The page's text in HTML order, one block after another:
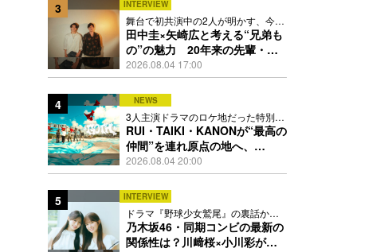
3 INTERVIEW
舞台で初共演中の2人が明かす、今の
自分をつくる恩人の存在
田中圭×矢崎広と考える“兄弟も
の”の魅力 20年来の先輩・後
輩が初めて見つけた互いの共通
点とは
2026.08.04 17:00
4 NEWS
3人主演ドラマのロケ地だった特別な
場所で撮影を敢行
RUI・TAIKI・KANONが“最高の
仲間”を連れ原点の地へ、
STARGLOW「GOTH」ダンス
映像公開
2026.08.04 20:00
5 INTERVIEW
ドラマ『野球少女鷲尾』の裏話から
隠れた素顔にたっぷり迫る
乃木坂46・同期コンビの最新の
関係性は？川﨑桜×小川彩が明